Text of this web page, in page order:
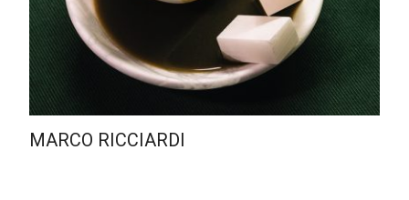
MARCO RICCIARDI